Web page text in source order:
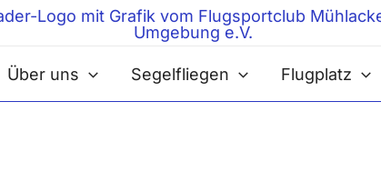
Über uns Segelfliegen Flugplatz